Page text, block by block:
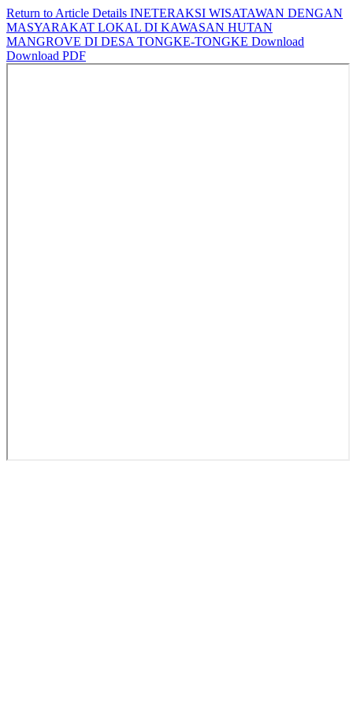
Return to Article Details INETERAKSI WISATAWAN DENGAN
MASYARAKAT LOKAL DI KAWASAN HUTAN
MANGROVE DI DESA TONGKE-TONGKE Download
Download PDF